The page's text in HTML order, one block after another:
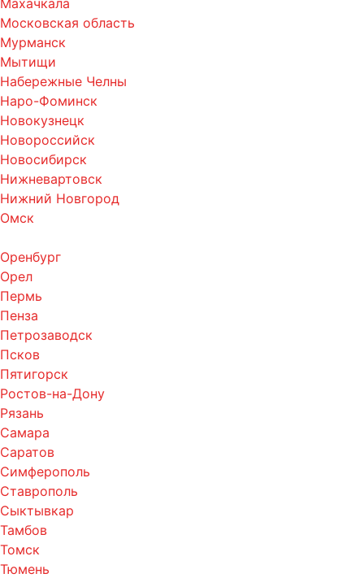
Московская область
Мурманск
Мытищи
Набережные Челны
Наро-Фоминск
Новокузнецк
Новороссийск
Новосибирск
Нижневартовск
Нижний Новгород
Омск
Оренбург
Орел
Пермь
Пенза
Петрозаводск
Псков
Пятигорск
Ростов-на-Дону
Рязань
Самара
Саратов
Симферополь
Ставрополь
Сыктывкар
Тамбов
Томск
Тюмень